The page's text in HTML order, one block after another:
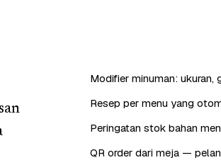
Modifier minuman: ukuran,
Resep per menu yang
Peringatan stok bahan
QR order dari meja —